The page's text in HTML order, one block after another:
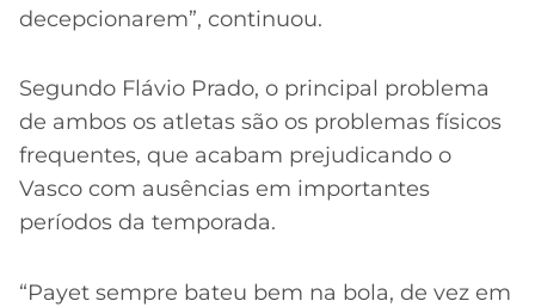
decepcionarem”, continuou.
Segundo Flávio Prado, o principal problema
de ambos os atletas são os problemas físicos
frequentes, que acabam prejudicando o
Vasco com ausências em importantes
períodos da temporada.
“Payet sempre bateu bem na bola, de vez em